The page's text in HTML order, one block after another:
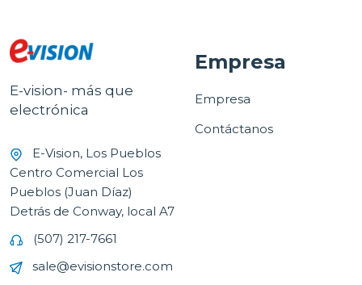
E-vision- más que
electrónica
E-Vision, Los Pueblos
Centro Comercial Los
Pueblos (Juan Díaz)
Detrás de Conway, local A7
(507) 217-7661
sale@evisionstore.com
Empresa
Empresa
Contáctanos